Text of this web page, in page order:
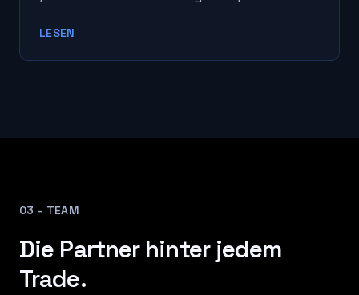
LESEN
03 - TEAM
Die Partner hinter jedem
Trade.